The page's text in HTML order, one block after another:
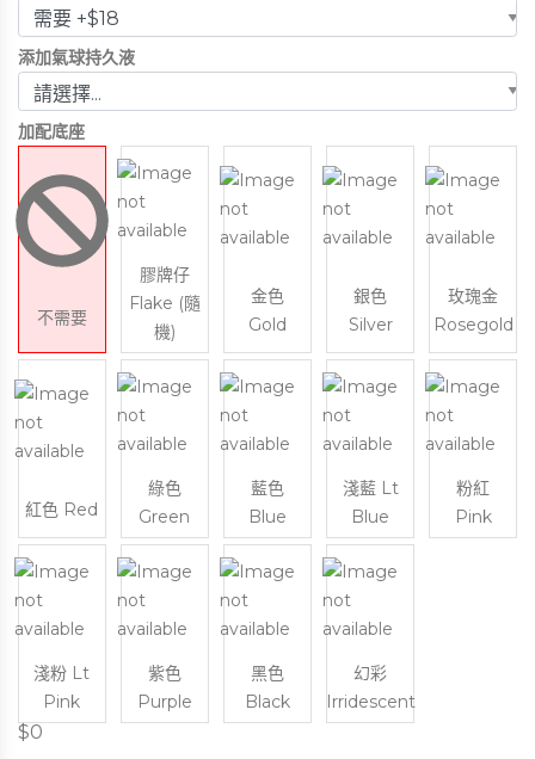
添加氣球持久液
加配底座
不需要
膠牌仔
Flake (隨
機)
金色
Gold
銀色
Silver
玫瑰金
Rosegold
紅色 Red
綠色
Green
藍色
Blue
淺藍 Lt
Blue
粉紅
Pink
淺粉 Lt
Pink
紫色
Purple
黑色
Black
幻彩
Irridescent
$0